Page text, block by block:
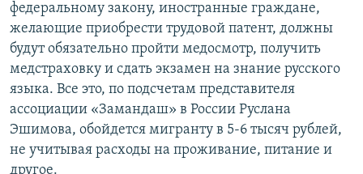
федеральному закону, иностранные граждане,
желающие приобрести трудовой патент, должны
будут обязательно пройти медосмотр, получить
медстраховку и сдать экзамен на знание русского
языка. Все это, по подсчетам представителя
ассоциации «Замандаш» в России Руслана
Эшимова, обойдется мигранту в 5-6 тысяч рублей,
не учитывая расходы на проживание, питание и
другое.